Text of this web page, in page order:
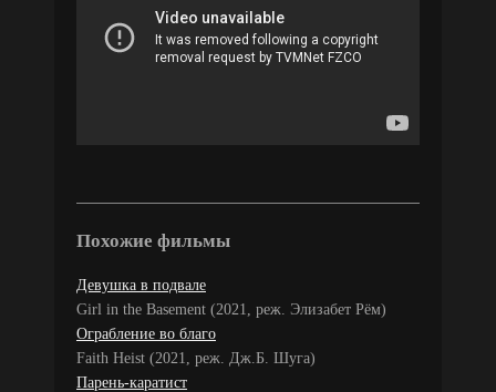
Похожие фильмы
Девушка в подвале
Girl in the Basement (2021, реж. Элизабет Рём)
Ограбление во благо
Faith Heist (2021, реж. Дж.Б. Шуга)
Парень-каратист